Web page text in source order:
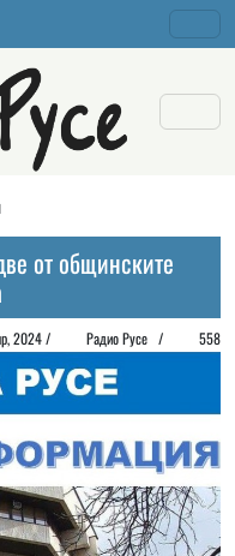
от общинските
2024 / Радио Русе / 558